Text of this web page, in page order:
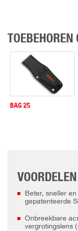
TOEBEHOREN
BAG 25
Beter, sneller
gepatenteerde
Onbreekbare
vergrotingslens